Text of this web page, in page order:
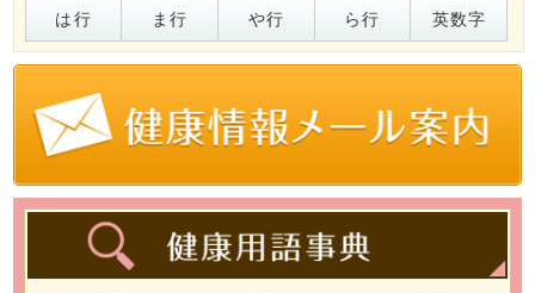
は行 ま行 や行 ら行 英数字